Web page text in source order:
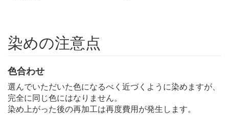
染めの注意点
色合わせ
選んでいただいた色になるべく近づくように染めますが、
完全に同じ色にはなりません。
染め上がった後の再加工は再度費用が発生します。